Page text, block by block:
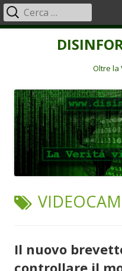
Oltre la
Menu
principale
Ricerca
per:
TAG:
Il nuovo
controllare il